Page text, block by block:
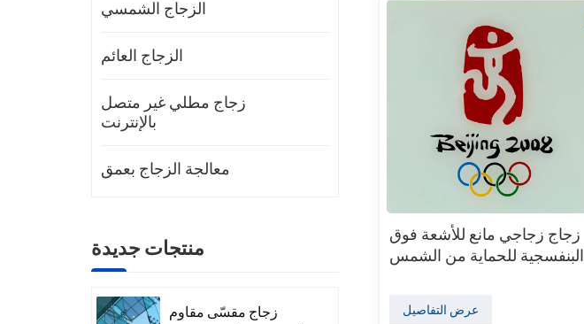
زجاج زجاجي مانع للأشعة فوق
البنفسجية للحماية من الشمس
عرض التفاصيل
الزجاج الشمسي
الزجاج العائم
زجاج مطلي غير متصل
بالإنترنت
معالجة الزجاج بعمق
منتجات جديدة
زجاج مقسّى مقاوم